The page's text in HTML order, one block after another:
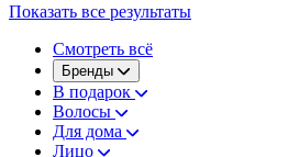
Показать все результаты
Смотреть всё
Бренды
В подарок
Волосы
Для дома
Лицо